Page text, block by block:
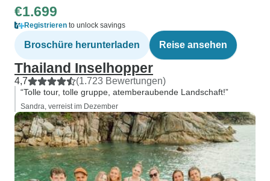
€1.699
Registrieren to unlock savings
Broschüre herunterladen Reise ansehen
Thailand Inselhopper
4,7 (1.723 Bewertungen)
“Tolle tour, tolle gruppe, atemberaubende Landschaft!”
Sandra, verreist im Dezember